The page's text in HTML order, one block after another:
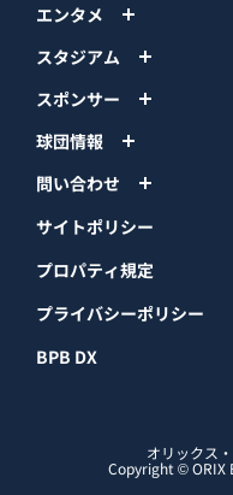
エンタメ
スタジアム
スポンサー
球団情報
問い合わせ
サイトポリシー
プロパティ規定
プライバシーポリシー
BPB DX
オリックス
Copyright © ORIX